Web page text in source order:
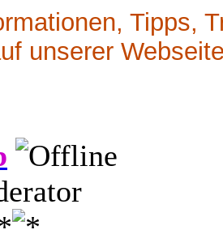
Tipps,
unserer